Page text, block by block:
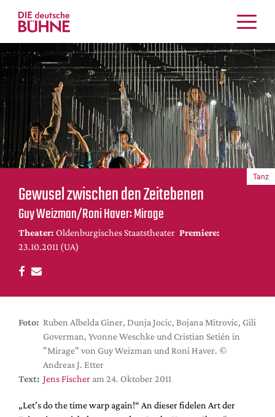
Kritiken
Schauspiel
Musiktheater
Tanz
Crossover
Bühnenwelt
Festivals & Veranstaltungen
Menschen & Theater
Themen
Internationales
Nachrufe
DdB-map
Premierensuche
Festival-Planer
Hefte
Alle Hefte
Leseproben
Gewusel zwischen den Zeitebenen
Guy Weizman/Roni Haver: Mirage
Theater: Oldenburgisches Staatstheater Premiere:
23.10.2011 (UA)
Tanz
Foto: Ruben Albelda Giner, Dunja Jocic, Bojana Mitrovic, Gili
Goverman, Yvonne Weschke und Cristian Setién in
"Mirage" von Guy Weizman und Roni Haver. ©
Andreas J. Etter
Text: Jens Fischer am 24. Oktober 2011
„Let’s do the time warp again!“ An dieser fidelen Art der